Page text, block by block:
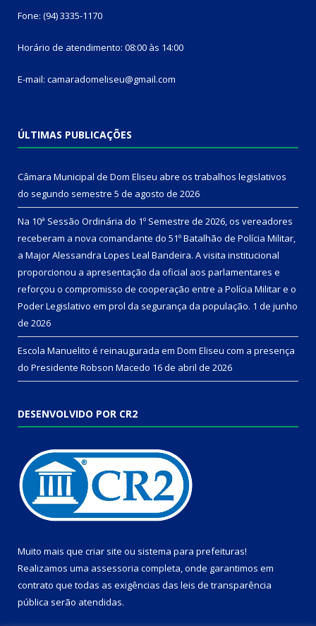
Fone: (94) 3335-1170
Horário de atendimento: 08:00 às 14:00
E-mail: camaradomeliseu@gmail.com
ÚLTIMAS PUBLICAÇÕES
Câmara Municipal de Dom Eliseu abre os trabalhos legislativos
do segundo semestre 5 de agosto de 2026
Na 10ª Sessão Ordinária do 1º Semestre de 2026, os vereadores
receberam a nova comandante do 51º Batalhão de Polícia Militar,
a Major Alessandra Lopes Leal Bandeira. A visita institucional
proporcionou a apresentação da oficial aos parlamentares e
reforçou o compromisso de cooperação entre a Polícia Militar e o
Poder Legislativo em prol da segurança da população. 1 de junho
de 2026
Escola Manuelito é reinaugurada em Dom Eliseu com a presença
do Presidente Robson Macedo 16 de abril de 2026
DESENVOLVIDO POR CR2
Muito mais que criar site ou sistema para prefeituras!
Realizamos uma assessoria completa, onde garantimos em
contrato que todas as exigências das leis de transparência
pública serão atendidas.